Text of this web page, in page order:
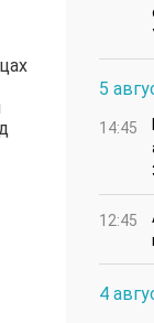
5
14:45
12:45
4